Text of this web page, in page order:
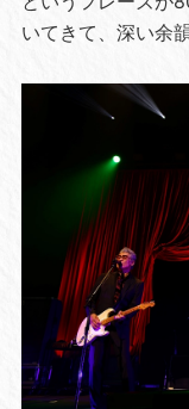
いてきて、深い余